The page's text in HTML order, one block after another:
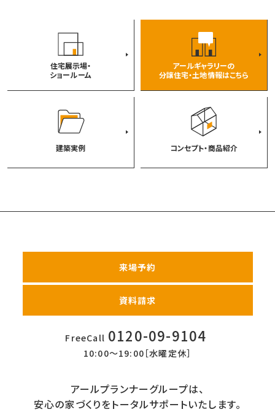
住宅展示場・
ショールーム
アールギャラリーの
分譲住宅・土地情報はこちら
建築実例 コンセプト・商品紹介
来場予約
資料請求
FreeCall 0120-09-9104
10:00〜19:00［水曜定休］
アールプランナーグループは、
安心の家づくりをトータルサポートいたします。